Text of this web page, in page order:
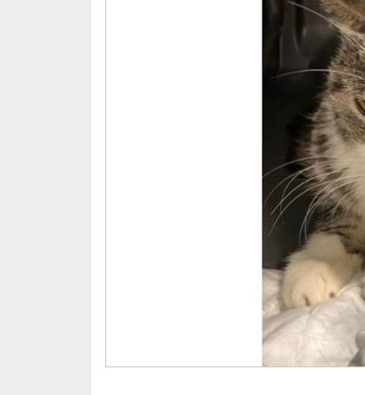
que tuvo que hacer una secuencia
asegurar su funcionamiento, es decir,
En este momento, parece haber
luchando con él, ha tenido que
La última fue hace una semana su
estamos remontando la anemia que
Si alguien puede echar una mano
euros son más que bienvenidos para